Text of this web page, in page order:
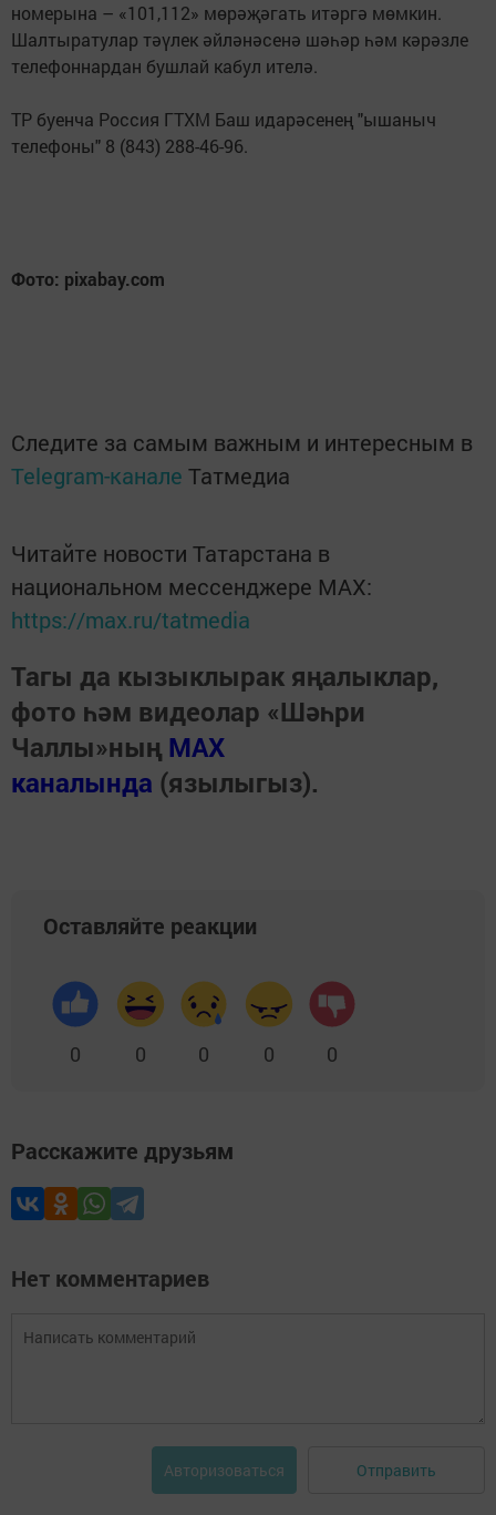
номерына – «101,112» мөрәҗәгать итәргә мөмкин.
Шалтыратулар тәүлек әйләнәсенә шәһәр һәм кәрәзле
телефоннардан бушлай кабул ителә.
ТР буенча Россия ГТХМ Баш идарәсенең "ышаныч
телефоны" 8 (843) 288-46-96.
Фото: pixabay.com
Следите за самым важным и интересным в
Telegram-канале Татмедиа
Читайте новости Татарстана в
национальном мессенджере MАХ:
https://max.ru/tatmedia
Тагы да кызыклырак яңалыклар,
фото һәм видеолар «Шәһри
Чаллы»ның MAX
каналында (язылыгыз).
Оставляйте реакции
0 0 0 0 0
Расскажите друзьям
Нет комментариев
Авторизоваться Отправить